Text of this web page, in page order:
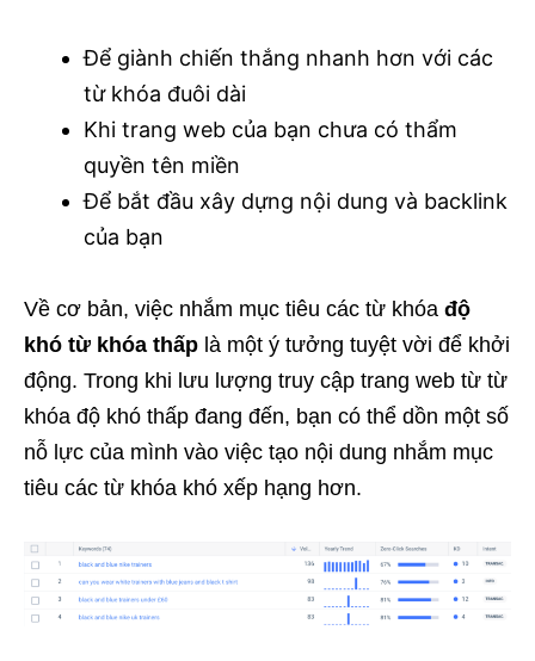
Để giành chiến thắng nhanh hơn với các
từ khóa đuôi dài
Khi trang web của bạn chưa có thẩm
quyền tên miền
Để bắt đầu xây dựng nội dung và backlink
của bạn
Về cơ bản, việc nhắm mục tiêu các từ khóa độ
khó từ khóa thấp là một ý tưởng tuyệt vời để khởi
động. Trong khi lưu lượng truy cập trang web từ từ
khóa độ khó thấp đang đến, bạn có thể dồn một số
nỗ lực của mình vào việc tạo nội dung nhắm mục
tiêu các từ khóa khó xếp hạng hơn.